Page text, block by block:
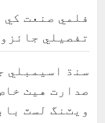
فلمي صنعت
تفصيلي جائزو
سنڌ اسيمبلي
صدارت هيٺ
ويٽنگ لسٽ